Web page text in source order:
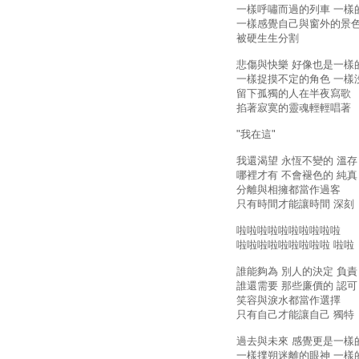
一樣呼嘯而過的列車 一樣
一樣感覺自己與窗外的景
被硬生生分割
悲傷與快樂 好像也是一樣
一樣捉摸不定的角色 一樣
留下孤獨的人在半夜寫歌
掐著寂寞的靈魂輕輕唱著
"我在這"
我還渴望 永恆不變的 溫存
哪裡才有 不會褪色的 純真
分離與相擁都當作過客
只有時間才能讓時間 深刻
啦啦啦啦啦啦啦啦啦啦
啦啦啦啦啦啦啦啦啦 啦啦
誰能夠為 別人的決定 負責
誰還需要 那些廉價的 認可
笑容與淚水都當作選擇
只有自己才能讓自己 獨特
過去與未來 感覺更是一樣
一樣撲朔迷離的眼神 一樣